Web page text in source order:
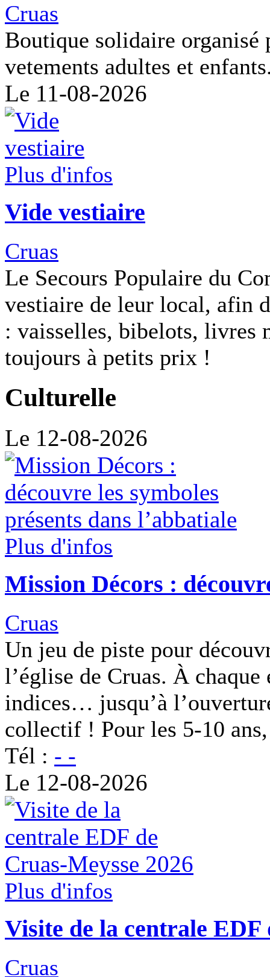
Cruas
Boutique solidaire organisé
vetements adultes et
Le 11-08-2026
Plus d'infos
Vide vestiaire
Cruas
Le Secours Populaire du
vestiaire de leur local, afin
: vaisselles, bibelots, livres
toujours à petits prix !
Culturelle
Le 12-08-2026
Plus d'infos
Mission Décors :
Cruas
Un jeu de piste pour
l’église de Cruas. À
indices… jusqu’à
collectif ! Pour les 5-10
Tél : - -
Le 12-08-2026
Plus d'infos
Visite de la centrale EDF
Cruas